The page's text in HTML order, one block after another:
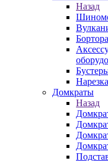
Назад
Домкраты
Назад